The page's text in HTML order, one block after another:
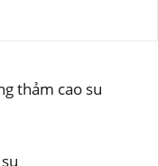
thảm cao su